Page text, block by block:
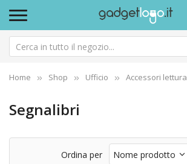
Home Shop Ufficio Accessori lettura
Segnalibri
Ordina per